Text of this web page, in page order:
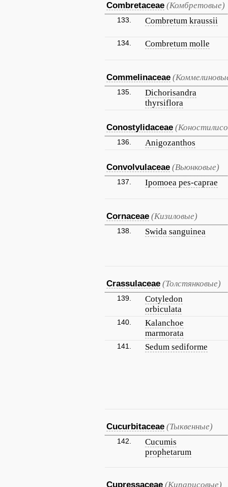
Combretaceae (Комбретовые)
133. Combretum kraussii
134. Combretum molle
Commelinaceae
135.
Dichorisandra
thyrsiflora
Conostylidaceae
136. Anigozanthos
Convolvulaceae (Вьюнковые)
137. Ipomoea pes-caprae
Cornaceae (Кизиловые)
138. Swida sanguinea
Crassulaceae (Толстянковые)
139.
Cotyledon
orbiculata
140.
Kalanchoe
marmorata
141. Sedum sediforme
Cucurbitaceae (Тыквенные)
142.
Cucumis
prophetarum
Cupressaceae (Кипарисовые)